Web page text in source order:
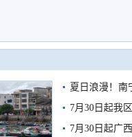
夏日浪漫！南
7月30日起我
7月30日起广